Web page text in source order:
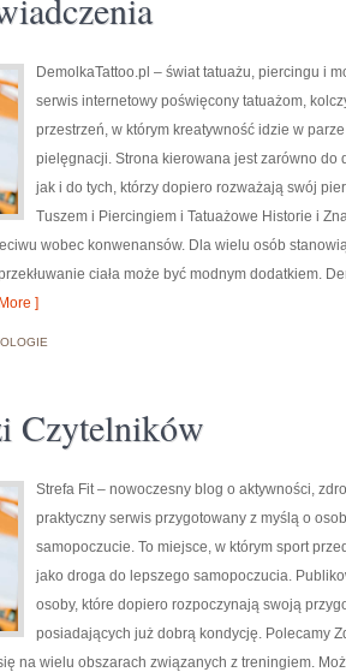
DemolkaTattoo.pl – świat tatuażu, piercingu i
serwis internetowy poświęcony tatuażom,
przestrzeń, w którym kreatywność idzie w
pielęgnacji. Strona kierowana jest zarówno do
jak i do tych, którzy dopiero rozważają swój
Tuszem i Piercingiem i Tatuażowe Historie i
wobec konwenansów. Dla wielu osób
ciała może być modnym dodatkiem.
]
Czytelników
Strefa Fit – nowoczesny blog o aktywności,
praktyczny serwis przygotowany z myślą o
samopoczucie. To miejsce, w którym sport
jako droga do lepszego samopoczucia.
osoby, które dopiero rozpoczynają swoją
posiadających już dobrą kondycję. Polecamy
na wielu obszarach związanych z treningiem.